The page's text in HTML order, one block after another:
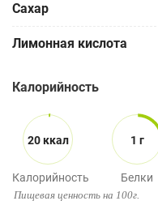
Сахар
Лимонная кислота
Калорийность
20 ккал
Калорийность
1 г
Белки
Пищевая ценность на 100г.